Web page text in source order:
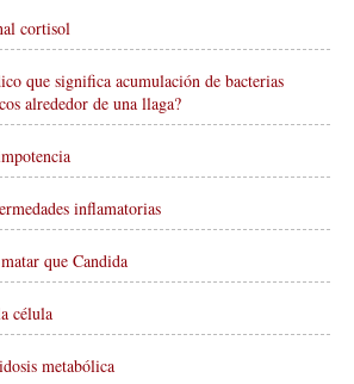
cortisol
que significa acumulación de bacterias
alrededor de una llaga?
inflamatorias
que Candida
célula
metabólica